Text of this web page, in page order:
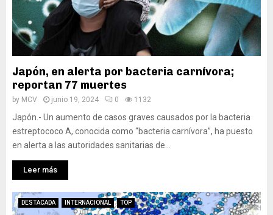
Japón, en alerta por bacteria carnívora;
reportan 77 muertes
by MCV junio 19, 2024 0 1132
Japón.- Un aumento de casos graves causados por la bacteria
estreptococo A, conocida como “bacteria carnívora”, ha puesto
en alerta a las autoridades sanitarias de...
Leer más
DESTACADA INTERNACIONAL TOP